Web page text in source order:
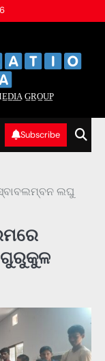
G̲R̲O̲U̲P̲
Subscribe
ଲଘୁ
ଗୁରୁକୁଳ